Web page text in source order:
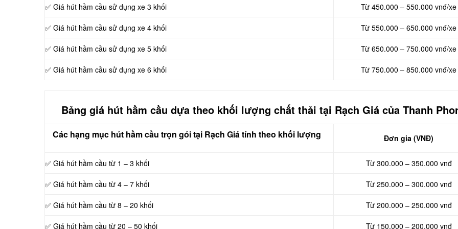
✅ Giá hút hầm cầu sử dụng xe 3 khối Từ 450.000 – 550.000 vnđ/xe
✅ Giá hút hầm cầu sử dụng xe 4 khối Từ 550.000 – 650.000 vnđ/xe
✅ Giá hút hầm cầu sử dụng xe 5 khối Từ 650.000 – 750.000 vnđ/xe
✅ Giá hút hầm cầu sử dụng xe 6 khối Từ 750.000 – 850.000 vnđ/xe
Bảng giá hút hầm cầu dựa theo khối lượng chất thải tại Rạch Giá của Thanh
Các hạng mục hút hầm cầu trọn gói tại Rạch Giá tính theo khối lượng Đơn gia (VNĐ)
✅ Giá hút hầm cầu từ 1 – 3 khối Từ 300.000 – 350.000 vnđ
✅ Giá hút hầm cầu từ 4 – 7 khối Từ 250.000 – 300.000 vnđ
✅ Giá hút hầm cầu từ 8 – 20 khối Từ 200.000 – 250.000 vnđ
✅ Giá hút hầm cầu từ 20 – 50 khối Từ 150.000 – 200.000 vnđ